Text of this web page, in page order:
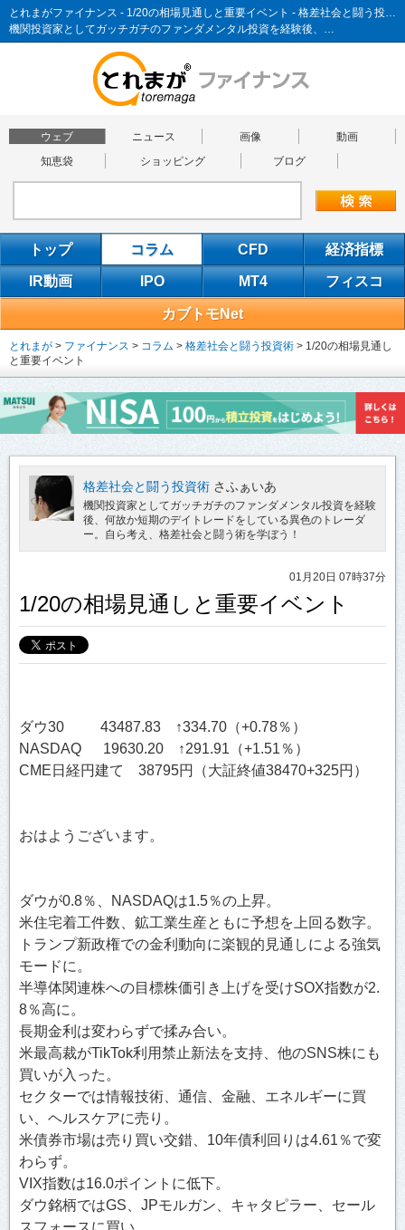
とれまがファイナンス - 1/20の相場見通しと重要イベント - 格差社会と闘う投資術
機関投資家としてガッチガチのファンダメンタル投資を経験後、…
ウェブ ニュース 画像
動画
知恵袋
ショッピング ブログ
トップ コラム CFD 経済指標
IR動画 IPO MT4 フィスコ
カブトモNet
とれまが > ファイナンス > コラム > 格差社会と闘う投資術 > 1/20の相場見通し
と重要イベント
格差社会と闘う投資術 さふぁいあ
機関投資家としてガッチガチのファンダメンタル投資を経験
後、何故か短期のデイトレードをしている異色のトレーダ
ー。自ら考え、格差社会と闘う術を学ぼう！
01月20日 07時37分
1/20の相場見通しと重要イベント
ダウ30 43487.83 ↑334.70（+0.78％）
NASDAQ 19630.20 ↑291.91（+1.51％）
CME日経円建て 38795円（大証終値38470+325円）
おはようございます。
ダウが0.8％、NASDAQは1.5％の上昇。
米住宅着工件数、鉱工業生産ともに予想を上回る数字。
トランプ新政権での金利動向に楽観的見通しによる強気
モードに。
半導体関連株への目標株価引き上げを受けSOX指数が2.
8％高に。
長期金利は変わらずで揉み合い。
米最高裁がTikTok利用禁止新法を支持、他のSNS株にも
買いが入った。
セクターでは情報技術、通信、金融、エネルギーに買
い、ヘルスケアに売り。
米債券市場は売り買い交錯、10年債利回りは4.61％で変
わらず。
VIX指数は16.0ポイントに低下。
ダウ銘柄ではGS、JPモルガン、キャタピラー、セール
スフォースに買い。